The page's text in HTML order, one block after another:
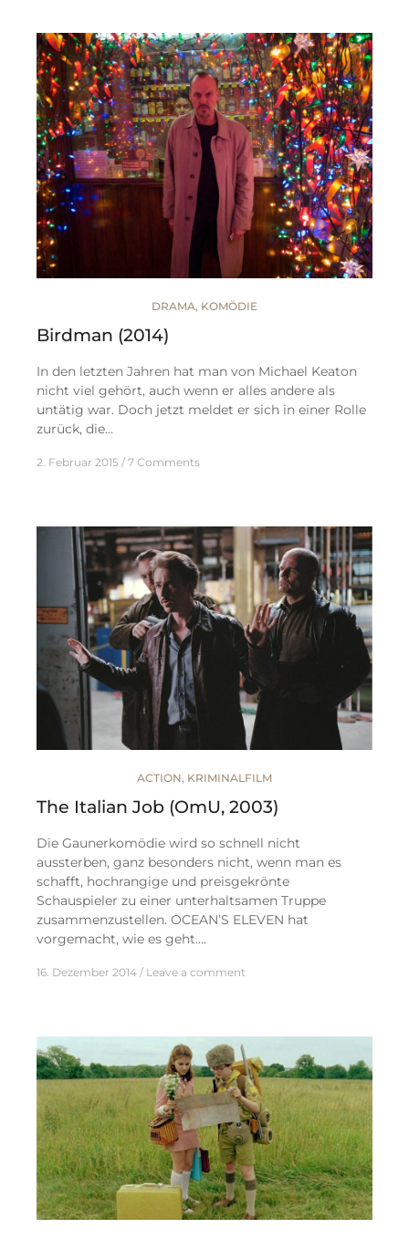
DRAMA, KOMÖDIE
Birdman (2014)
In den letzten Jahren hat man von Michael Keaton
nicht viel gehört, auch wenn er alles andere als
untätig war. Doch jetzt meldet er sich in einer Rolle
zurück, die…
2. Februar 2015 7 Comments
ACTION, KRIMINALFILM
The Italian Job (OmU, 2003)
Die Gaunerkomödie wird so schnell nicht
aussterben, ganz besonders nicht, wenn man es
schafft, hochrangige und preisgekrönte
Schauspieler zu einer unterhaltsamen Truppe
zusammenzustellen. OCEAN’S ELEVEN hat
vorgemacht, wie es geht.…
16. Dezember 2014 Leave a comment